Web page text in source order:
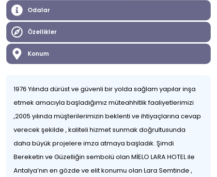
Odalar
Özellikler
Konum
1976 Yılında dürüst ve güvenli bir yolda sağlam yapılar inşa
etmek amacıyla başladığımız müteahhitlik faaliyetlerimizi
,2005 yılında müşterilerimizin beklenti ve ihtiyaçlarına cevap
verecek şekilde , kaliteli hizmet sunmak doğrultusunda
daha büyük projelere imza atmaya başladık. Şimdi
Bereketin ve Güzelliğin sembolü olan MİELO LARA HOTEL ile
Antalya’nın en gözde ve elit konumu olan Lara Semtinde ,